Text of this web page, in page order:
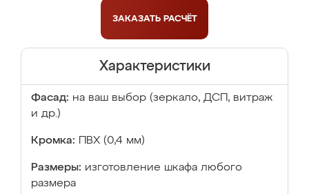
ЗАКАЗАТЬ РАСЧЁТ
Характеристики
Фасад: на ваш выбор (зеркало, ДСП, витраж
и др.)
Кромка: ПВХ (0,4 мм)
Размеры: изготовление шкафа любого
размера